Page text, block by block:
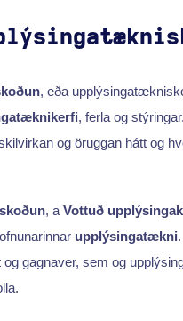
, eða
, ferla og
og öruggan hátt og
, a Vottuð
upplýsingatækni
og gagnaver, sem og